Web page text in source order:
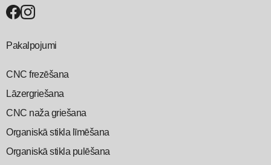
Pakalpojumi
CNC frezēšana
Lāzergriešana
CNC naža griešana
Organiskā stikla līmēšana
Organiskā stikla pulēšana